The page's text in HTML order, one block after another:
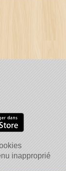
inapproprié